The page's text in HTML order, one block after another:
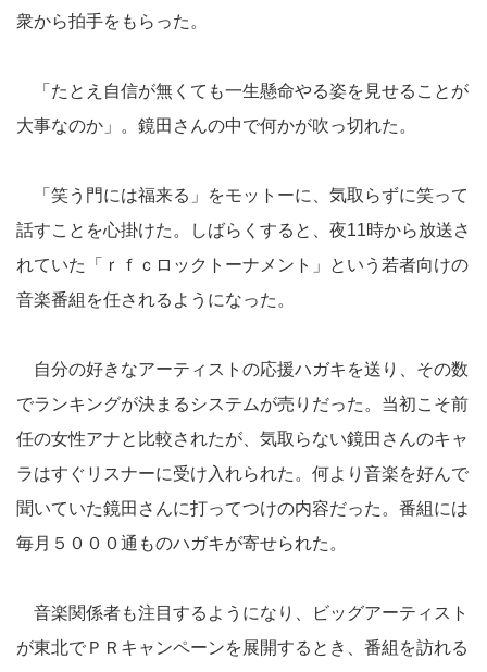
衆から拍手をもらった。
「たとえ自信が無くても一生懸命やる姿を見せることが
大事なのか」。鏡田さんの中で何かが吹っ切れた。
「笑う門には福来る」をモットーに、気取らずに笑って
話すことを心掛けた。しばらくすると、夜11時から放送さ
れていた「ｒｆｃロックトーナメント」という若者向けの
音楽番組を任されるようになった。
自分の好きなアーティストの応援ハガキを送り、その数
でランキングが決まるシステムが売りだった。当初こそ前
任の女性アナと比較されたが、気取らない鏡田さんのキャ
ラはすぐリスナーに受け入れられた。何より音楽を好んで
聞いていた鏡田さんに打ってつけの内容だった。番組には
毎月５０００通ものハガキが寄せられた。
音楽関係者も注目するようになり、ビッグアーティスト
が東北でＰＲキャンペーンを展開するとき、番組を訪れる